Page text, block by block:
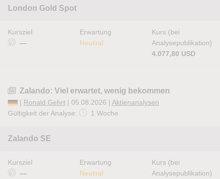
London Gold Spot
Kursziel
—
Erwartung
Neutral
Kurs (bei
Analysepublikation)
4.077,80 USD
Zalando: Viel erwartet, wenig bekommen
| Ronald Gehrt | 05.08.2026 | Aktienanalysen
Gültigkeit der Analyse:
1 Woche
Zalando SE
Kursziel
—
Erwartung
Neutral
Kurs (bei
Analysepublikation)